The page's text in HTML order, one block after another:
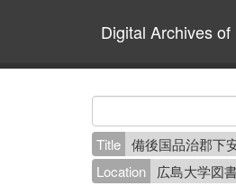
Digital Archives
Title 備後国品治郡下
Location
広島大学図